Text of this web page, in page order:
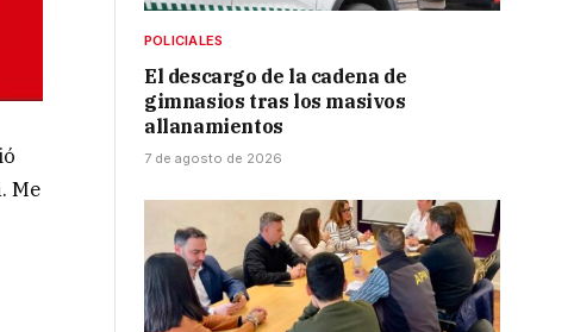
Me
POLICIALES
El descargo de la cadena de
gimnasios tras los masivos
allanamientos
7 de agosto de 2026